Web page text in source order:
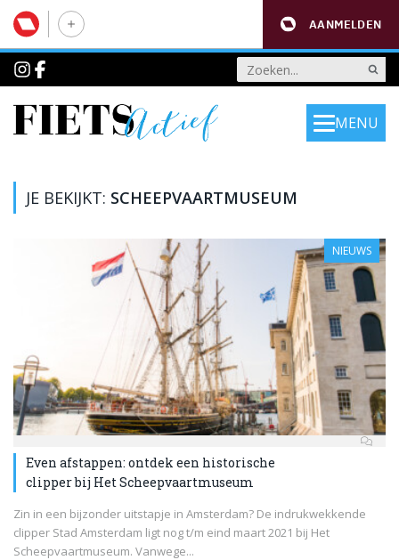
AANMELDEN
MENU
JE BEKIJKT: SCHEEPVAARTMUSEUM
NIEUWS
Even afstappen: ontdek een historische
clipper bij Het Scheepvaartmuseum
Zin in een bijzonder uitstapje in Amsterdam? De indrukwekkende
clipper Stad Amsterdam ligt nog t/m eind maart 2021 bij Het
Scheepvaartmuseum. Vanwege...